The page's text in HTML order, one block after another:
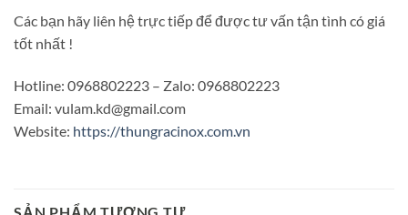
Các bạn hãy liên hệ trực tiếp để được tư vấn tận tình có giá
tốt nhất !
Hotline: 0968802223 – Zalo: 0968802223
Email: vulam.kd@gmail.com
Website: https://thungracinox.com.vn
SẢN PHẨM TƯƠNG TỰ